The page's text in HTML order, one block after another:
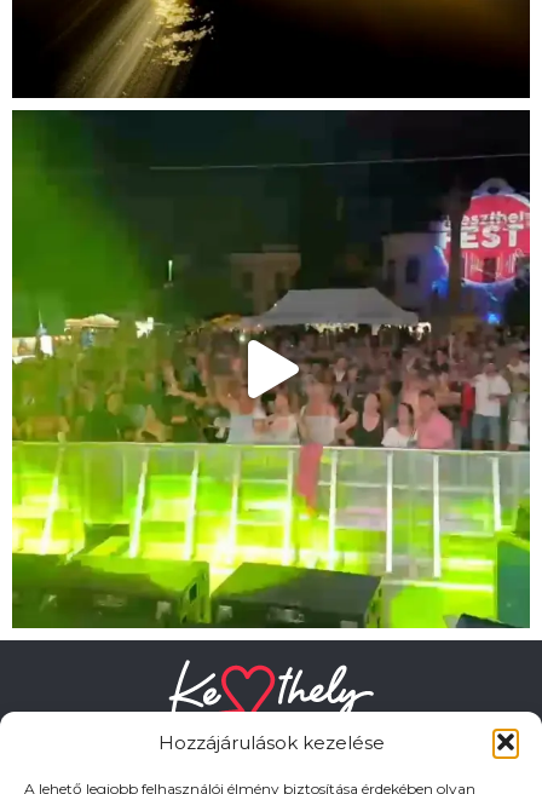
Hozzájárulások kezelése
A lehető legjobb felhasználói élmény biztosítása érdekében olyan